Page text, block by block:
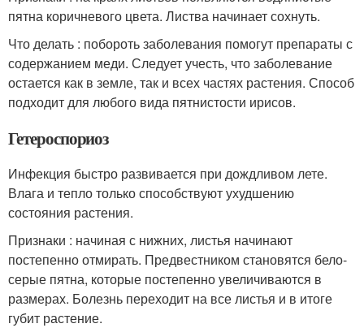
пятна коричневого цвета. Листва начинает сохнуть.
Что делать : побороть заболевания помогут препараты с
содержанием меди. Следует учесть, что заболевание
остается как в земле, так и всех частях растения. Способ
подходит для любого вида пятнистости ирисов.
Гетероспориоз
Инфекция быстро развивается при дождливом лете.
Влага и тепло только способствуют ухудшению
состояния растения.
Признаки : начиная с нижних, листья начинают
постепенно отмирать. Предвестником становятся бело-
серые пятна, которые постепенно увеличиваются в
размерах. Болезнь переходит на все листья и в итоге
губит растение.